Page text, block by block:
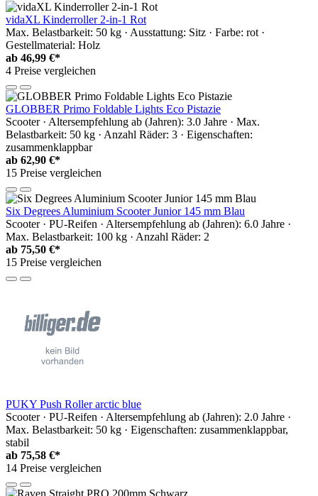
vidaXL Kinderroller 2-in-1 Rot
Max. Belastbarkeit: 50 kg · Ausstattung: Sitz · Farbe: rot ·
Gestellmaterial: Holz
ab 46,99 €*
4 Preise vergleichen
GLOBBER Primo Foldable Lights Eco Pistazie
Scooter · Altersempfehlung ab (Jahren): 3.0 Jahre · Max.
Belastbarkeit: 50 kg · Anzahl Räder: 3 · Eigenschaften:
zusammenklappbar
ab 62,90 €*
15 Preise vergleichen
Six Degrees Aluminium Scooter Junior 145 mm Blau
Scooter · PU-Reifen · Altersempfehlung ab (Jahren): 6.0 Jahre ·
Max. Belastbarkeit: 100 kg · Anzahl Räder: 2
ab 75,50 €*
15 Preise vergleichen
PUKY Push Roller arctic blue
Scooter · PU-Reifen · Altersempfehlung ab (Jahren): 2.0 Jahre ·
Max. Belastbarkeit: 50 kg · Eigenschaften: zusammenklappbar,
stabil
ab 75,58 €*
14 Preise vergleichen